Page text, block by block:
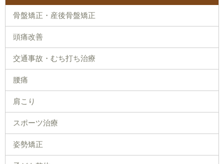
骨盤矯正・産後骨盤矯正
頭痛改善
交通事故・むち打ち治療
腰痛
肩こり
スポーツ治療
姿勢矯正